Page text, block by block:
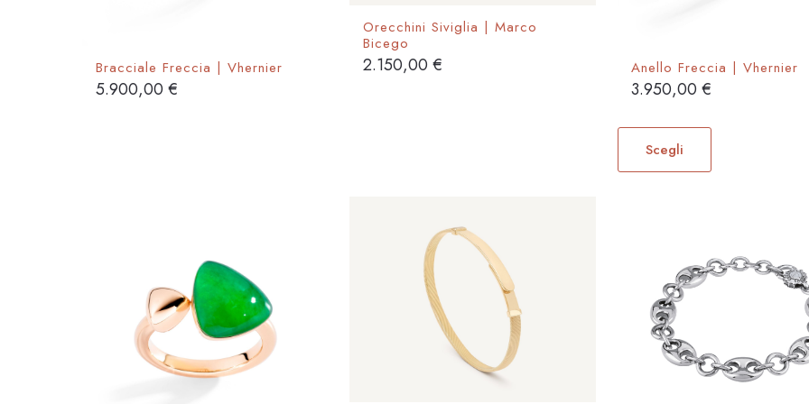
Bracciale Freccia | Vhernier
5.900,00€
Orecchini Siviglia | Marco
Bicego
2.150,00€ Anello Freccia | Vhernier
3.950,00 €
Scegli
Questo
ha
opzioni
possono
pagina
del